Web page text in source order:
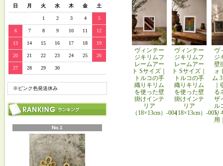
日 月 火 水 木 金 土
1 2 3 4 5
6 7 8 9 10 11 12
13 14 15 16 17 18 19
20 21 22 23 24 25 26
27 28 29 30
※ピンク色発送休み
No.1
ヴィンテー
ジキリムフ
レームアー
ト Sサイズ｜
トルコの手
織りキリム
を使った壁
掛けインテ
リア
（18×13cm）-004
ヴィンテー
ジキリムフ
レームアー
ト Sサイズ｜
トルコの手
織りキリム
を使った壁
掛けインテ
リア
（18×13cm）-005
ヴ
ジ
壁
ォ
ム
る
ザ
ル
り
用